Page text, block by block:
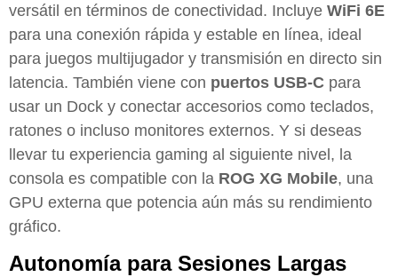
versátil en términos de conectividad. Incluye WiFi 6E
para una conexión rápida y estable en línea, ideal
para juegos multijugador y transmisión en directo sin
latencia. También viene con puertos USB-C para
usar un Dock y conectar accesorios como teclados,
ratones o incluso monitores externos. Y si deseas
llevar tu experiencia gaming al siguiente nivel, la
consola es compatible con la ROG XG Mobile, una
GPU externa que potencia aún más su rendimiento
gráfico.
Autonomía para Sesiones Largas